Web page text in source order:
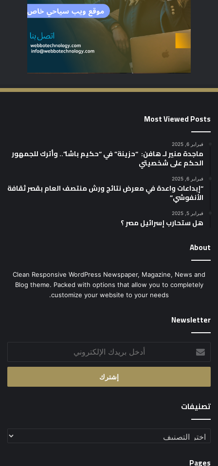
Most Viewed Posts
فبراير 6, 2025
ماجدة منير لـ هافن: “حزينة” في “حكيم باشا”.. وأترك للجمهور
الحكم على شخصيتي
فبراير 6, 2025
“إبداعات واعدة في معرض نتائج ورش منتصف العام بقصر ثقافة
الأنفوشي”
فبراير 5, 2025
هل ستحارب إسرائيل مصر ؟
About
Clean Responsive WordPress Newspaper, Magazine, News and
Blog theme. Packed with options that allow you to completely
customize your website to your needs.
Newsletter
أدخل
بريدك
الإلكتروني
تصنيفات
تصنيفات
Pages